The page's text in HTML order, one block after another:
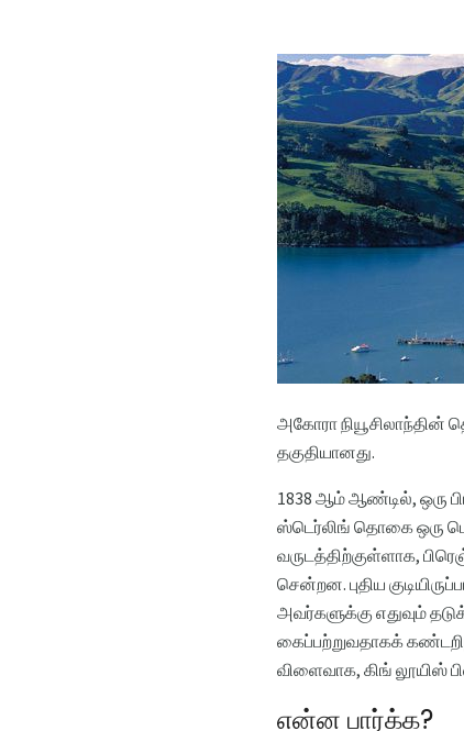
அகோரா நியூசிலாந்தின்
தகுதியானது.
1838 ஆம் ஆண்டில், ஒரு
ஸ்டெர்லிங் தொகை ஒரு
வருடத்திற்குள்ளாக,
சென்றன. புதிய
அவர்களுக்கு எதுவும்
கைப்பற்றுவதாகக்
விளைவாக, கிங் லூயிஸ்
என்ன பார்க்க?